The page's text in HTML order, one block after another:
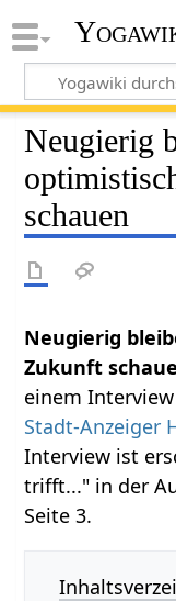
Neugierig
schauen
Neugierig
Zukunft
einem
Stadt-Anzeiger
Interview ist
trifft..." in der
Seite 3.